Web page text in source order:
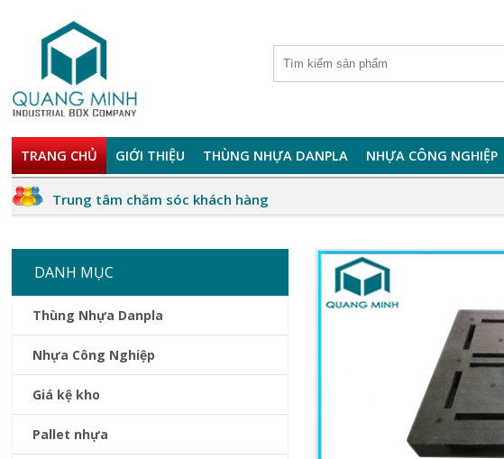
TRANG CHỦ GIỚI THIỆU THÙNG NHỰA DANPLA NHỰA CÔNG NGHIỆP
Trung tâm chăm sóc khách hàng
DANH MỤC
Thùng Nhựa Danpla
Nhựa Công Nghiệp
Giá kệ kho
Pallet nhựa